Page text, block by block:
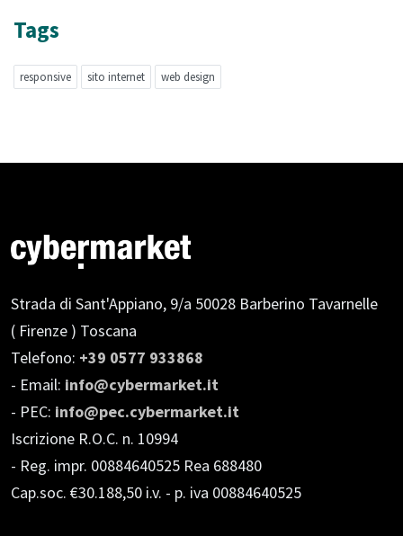
Tags
responsive sito internet web design
Strada di Sant'Appiano, 9/a 50028 Barberino Tavarnelle
( Firenze ) Toscana
Telefono: +39 0577 933868
- Email: info@cybermarket.it
- PEC: info@pec.cybermarket.it
Iscrizione R.O.C. n. 10994
- Reg. impr. 00884640525 Rea 688480
Cap.soc. €30.188,50 i.v. - p. iva 00884640525